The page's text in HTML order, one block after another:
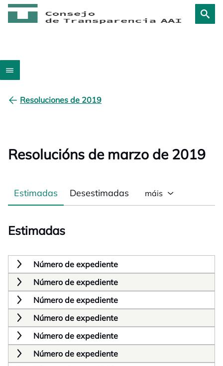
Resoluciones de 2019
Resolucións de marzo de 2019
Estimadas Desestimadas máis
Estimadas
Número de expediente
Número de expediente
Número de expediente
Número de expediente
Número de expediente
Número de expediente